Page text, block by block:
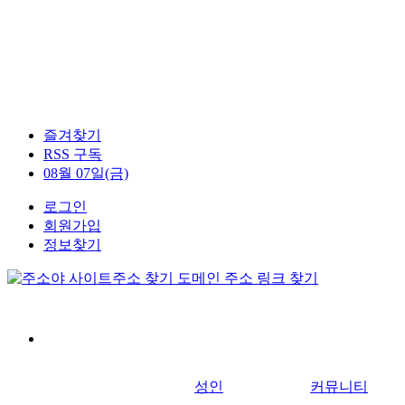
즐겨찾기
RSS 구독
08월 07일(금)
로그인
회원가입
정보찾기
성인 커뮤니티